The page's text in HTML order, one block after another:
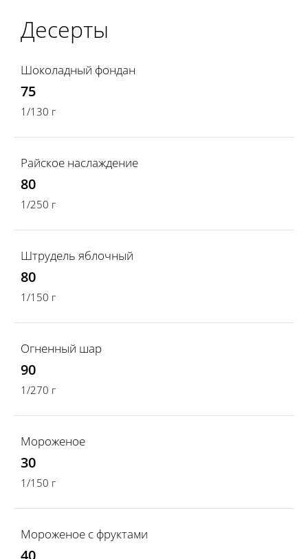
Десерты
Шоколадный фондан
75
1/130 г
Райское наслаждение
80
1/250 г
Штрудель яблочный
80
1/150 г
Огненный шар
90
1/270 г
Мороженое
30
1/150 г
Мороженое с фруктами
40